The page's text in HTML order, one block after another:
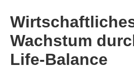
Wachstum
Life-Balance